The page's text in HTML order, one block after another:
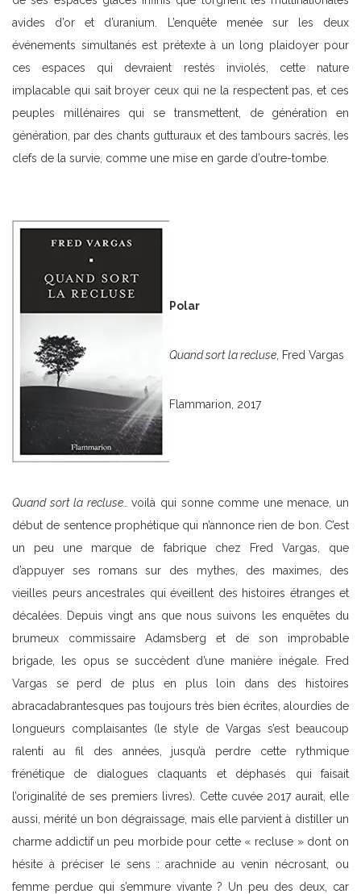
avides d’or et d’uranium. L’enquête menée sur les deux
événements simultanés est prétexte à un long plaidoyer pour
ces espaces qui devraient restés inviolés, cette nature
implacable qui sait broyer ceux qui ne la respectent pas, et ces
peuples millénaires qui se transmettent, de génération en
génération, par des chants gutturaux et des tambours sacrés, les
clefs de la survie, comme une mise en garde d’outre-tombe.
Polar
Quand sort la recluse , Fred Vargas
Flammarion, 2017
Quand sort la recluse…voilà qui sonne comme une menace, un
début de sentence prophétique qui n’annonce rien de bon. C’est
un peu une marque de fabrique chez Fred Vargas, que
d’appuyer ses romans sur des mythes, des maximes, des
vieilles peurs ancestrales qui éveillent des histoires étranges et
décalées. Depuis vingt ans que nous suivons les enquêtes du
brumeux commissaire Adamsberg et de son improbable
brigade, les opus se succèdent d’une manière inégale. Fred
Vargas se perd de plus en plus loin dans des histoires
abracadabrantesques pas toujours très bien écrites, alourdies de
longueurs complaisantes (le style de Vargas s’est beaucoup
ralenti au fil des années, jusqu’à perdre cette rythmique
frénétique de dialogues claquants et déphasés qui faisait
l’originalité de ses premiers livres). Cette cuvée 2017 aurait, elle
aussi, mérité un bon dégraissage, mais elle parvient à distiller un
charme addictif un peu morbide pour cette « recluse » dont on
hésite à préciser le sens : arachnide au venin nécrosant, ou
femme perdue qui s’emmure vivante ? Un peu des deux, car